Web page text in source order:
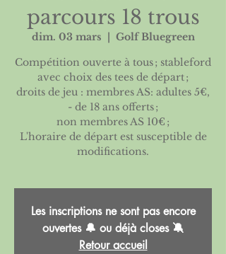
parcours 18 trous
dim. 03 mars
Golf Bluegreen
Compétition ouverte à tous ; stableford
avec choix des tees de départ ;
droits de jeu : membres AS: adultes 5€,
- de 18 ans offerts ;
non membres AS 10€ ;
L'horaire de départ est susceptible de
modifications.
Les inscriptions ne sont pas encore
ouvertes 🔔 ou déjà closes 🔕
Retour accueil